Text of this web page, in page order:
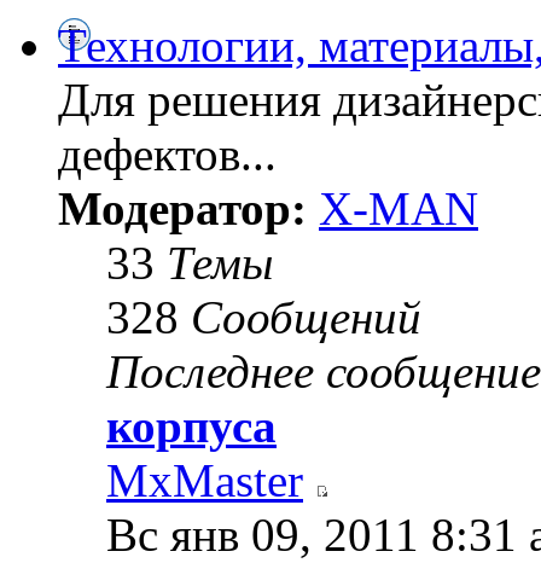
Технологии,
Для решения
дефектов...
Модератор: X-MAN
33 Темы
328 Сообщений
Последнее сообщение
корпуса
MxMaster
Вс янв 09, 2011 8:31